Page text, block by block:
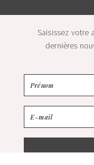
Saisissez votre
dernières